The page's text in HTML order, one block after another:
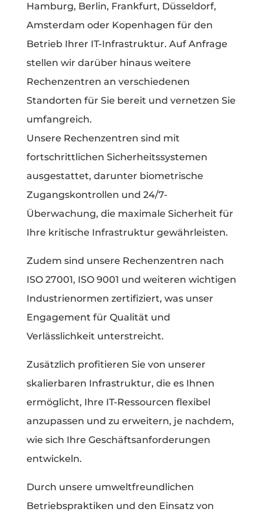
Hamburg, Berlin, Frankfurt, Düsseldorf,
Amsterdam oder Kopenhagen für den
Betrieb Ihrer IT-Infrastruktur. Auf Anfrage
stellen wir darüber hinaus weitere
Rechenzentren an verschiedenen
Standorten für Sie bereit und vernetzen Sie
umfangreich.
Unsere Rechenzentren sind mit
fortschrittlichen Sicherheitssystemen
ausgestattet, darunter biometrische
Zugangskontrollen und 24/7-
Überwachung, die maximale Sicherheit für
Ihre kritische Infrastruktur gewährleisten.
Zudem sind unsere Rechenzentren nach
ISO 27001, ISO 9001 und weiteren wichtigen
Industrienormen zertifiziert, was unser
Engagement für Qualität und
Verlässlichkeit unterstreicht.
Zusätzlich profitieren Sie von unserer
skalierbaren Infrastruktur, die es Ihnen
ermöglicht, Ihre IT-Ressourcen flexibel
anzupassen und zu erweitern, je nachdem,
wie sich Ihre Geschäftsanforderungen
entwickeln.
Durch unsere umweltfreundlichen
Betriebspraktiken und den Einsatz von